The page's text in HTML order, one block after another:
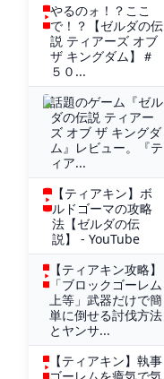
やるのォ！？ここ
で！？【ゼルダの伝
説 ティアーズ オブ
ザ キングダム】＃
５０...
話題のゲーム『ゼル
ダの伝説 ティアー
ズ オブ ザ キングダ
ム』レビュー。『テ
ィア...
【ティアキン】ボ
ルドゴーマの攻略
法【ゼルダの伝
説】 - YouTube
【ティアキン攻略】
「ブロックゴーレム
上等」武器だけで簡
単に倒せる討伐方法
とヤンサ...
【ティアキン】執事
ゴーレムを瘴気で気